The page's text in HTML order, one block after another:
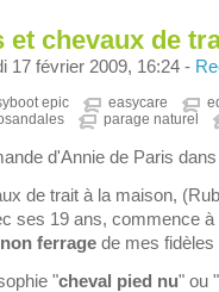
et chevaux de
17 février 2009, 16:24 -
epic easycare
parage naturel
d'Annie de Paris
de trait à la maison,
ses 19 ans, commence
non ferrage de mes
"cheval pied nu" ou "